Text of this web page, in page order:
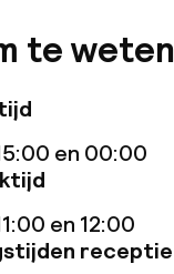
te weten
en 00:00
en 12:00
receptie